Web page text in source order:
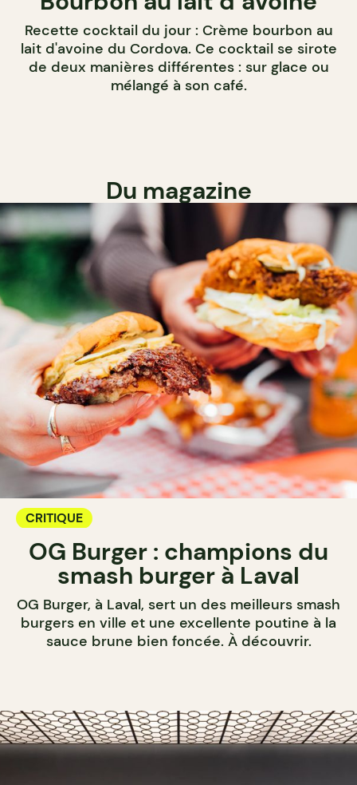
Recette cocktail du jour : Crème bourbon au
lait d'avoine du Cordova. Ce cocktail se sirote
de deux manières différentes : sur glace ou
mélangé à son café.
Du magazine
CRITIQUE
OG Burger : champions du
smash burger à Laval
OG Burger, à Laval, sert un des meilleurs smash
burgers en ville et une excellente poutine à la
sauce brune bien foncée. À découvrir.